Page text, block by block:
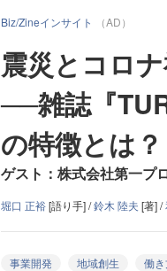
Biz/Zineインサイト （AD）
震災とコロ
──雑誌『
の特徴とは？
ゲスト：株式会社第一プ
堀口 正裕[語り手] /鈴木 陸夫 [著] /
事業開発 地域創生 働